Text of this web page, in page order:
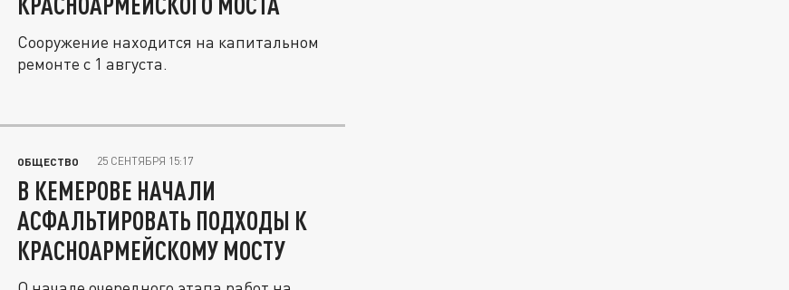
Сооружение находится на капитальном
ремонте с 1 августа.
ОБЩЕСТВО 25 СЕНТЯБРЯ 15:17
В КЕМЕРОВЕ НАЧАЛИ
АСФАЛЬТИРОВАТЬ ПОДХОДЫ К
КРАСНОАРМЕЙСКОМУ МОСТУ